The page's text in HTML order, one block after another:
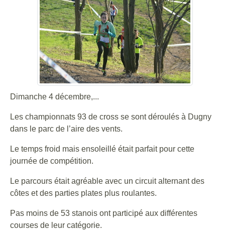
Dimanche 4 décembre,...
Les championnats 93 de cross se sont déroulés à Dugny
dans le parc de l’aire des vents.
Le temps froid mais ensoleillé était parfait pour cette
journée de compétition.
Le parcours était agréable avec un circuit alternant des
côtes et des parties plates plus roulantes.
Pas moins de 53 stanois ont participé aux différentes
courses de leur catégorie.